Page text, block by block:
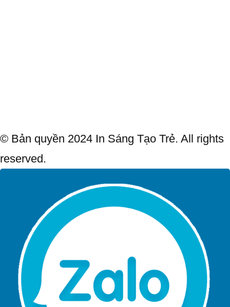
© Bản quyền 2024 In Sáng Tạo Trẻ. All rights
reserved.